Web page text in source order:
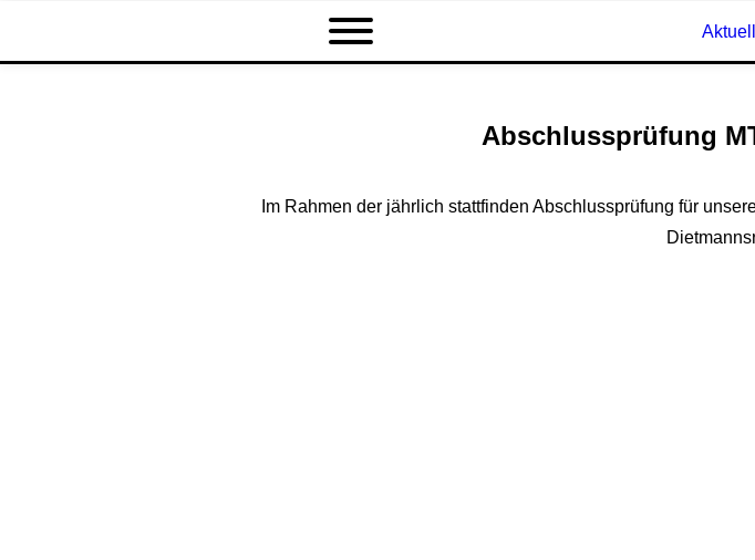
Abschlussprüfung
Im Rahmen der jährlich stattfinden Abschlussprüfung für